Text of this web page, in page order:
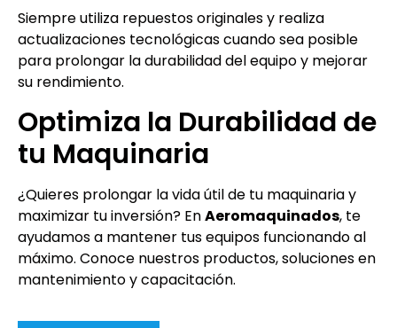
Siempre utiliza repuestos originales y realiza
actualizaciones tecnológicas cuando sea posible
para prolongar la durabilidad del equipo y mejorar
su rendimiento.
Optimiza la Durabilidad de
tu Maquinaria
¿Quieres prolongar la vida útil de tu maquinaria y
maximizar tu inversión? EnAeromaquinados, te
ayudamos a mantener tus equipos funcionando al
máximo. Conoce nuestros productos, soluciones en
mantenimiento y capacitación.